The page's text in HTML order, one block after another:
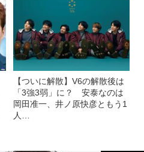
【ついに解散】V6の解散後は
「3強3弱」に？ 安泰なのは
岡田准一、井ノ原快彦ともう1
人…